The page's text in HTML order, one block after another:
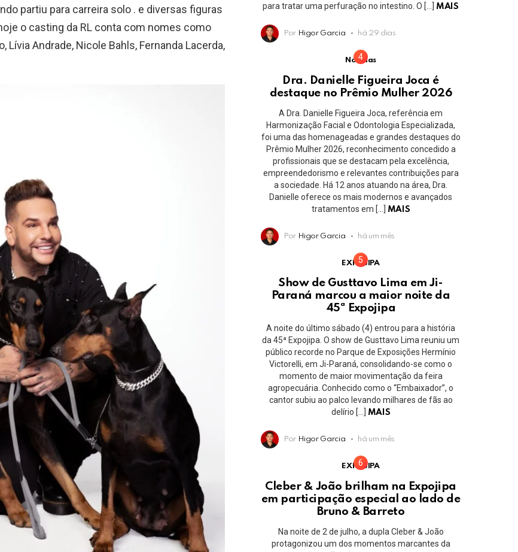
partiu para carreira solo . e diversas figuras
o casting da RL conta com nomes como
Lívia Andrade, Nicole Bahls, Fernanda Lacerda,
para tratar uma perfuração no intestino. O […]
MAIS
Por Higor Garcia há 29 dias
Notícias
Dra. Danielle Figueira Joca é
destaque no Prêmio Mulher 2026
A Dra. Danielle Figueira Joca, referência em
Harmonização Facial e Odontologia Especializada,
foi uma das homenageadas e grandes destaques do
Prêmio Mulher 2026, reconhecimento concedido a
profissionais que se destacam pela excelência,
empreendedorismo e relevantes contribuições para
a sociedade. Há 12 anos atuando na área, Dra.
Danielle oferece os mais modernos e avançados
tratamentos em […] MAIS
Por Higor Garcia há um mês
EXPOJIPA
Show de Gusttavo Lima em Ji-
Paraná marcou a maior noite da
45ª Expojipa
A noite do último sábado (4) entrou para a história
da 45ª Expojipa. O show de Gusttavo Lima reuniu um
público recorde no Parque de Exposições Hermínio
Victorelli, em Ji-Paraná, consolidando-se como o
momento de maior movimentação da feira
agropecuária. Conhecido como o “Embaixador”, o
cantor subiu ao palco levando milhares de fãs ao
delírio […]
MAIS
Por Higor Garcia há um mês
EXPOJIPA
Cleber & João brilham na Expojipa
em participação especial ao lado de
Bruno & Barreto
Na noite de 2 de julho, a dupla Cleber & João
protagonizou um dos momentos marcantes da